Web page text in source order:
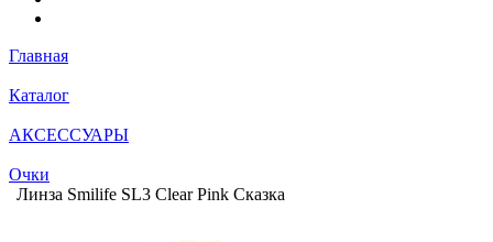
Главная
Каталог
АКСЕССУАРЫ
Очки
Линза Smilife SL3 Clear Pink Сказка